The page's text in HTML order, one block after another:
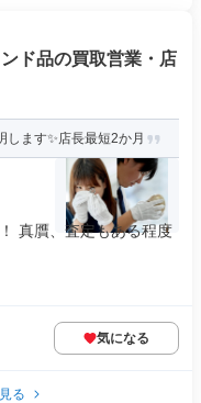
ド品の買取営業・店
します✨店長最短2か月
真贋、査定もある程度
気になる
る